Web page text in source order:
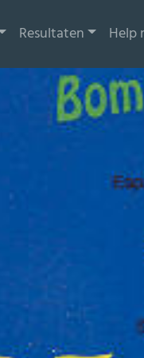
Resultaten Help